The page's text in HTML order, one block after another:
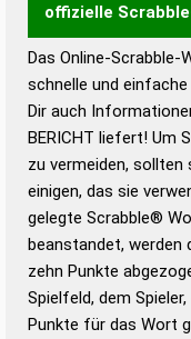
offizielle
Wortwurzel liefert
Wortanalyse-
Wortbedeutung,
Gültigkeit eines
bestimmen!
Wörterbücher sind:
Das Online-
schnelle und
Dir auch
BERICHT liefert! Um
zu vermeiden, sollten
einigen, das sie
gelegte Scrabble®
beanstandet, werden
zehn Punkte
Spielfeld, dem
Punkte für das Wort